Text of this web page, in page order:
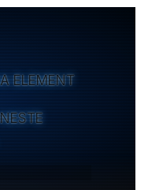
ELEMENT